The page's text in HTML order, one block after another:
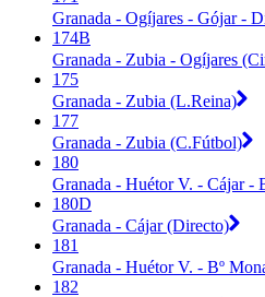
Granada - Ogíjares - Gójar -
174B
Granada - Zubia - Ogíjares
175
Granada - Zubia (L.Reina)
177
Granada - Zubia (C.Fútbol)
180
Granada - Huétor V. - Cájar -
180D
Granada - Cájar (Directo)
181
Granada - Huétor V. - Bº
182